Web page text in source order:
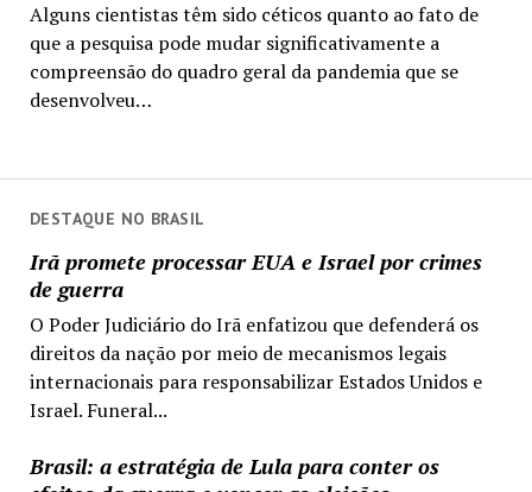
DESTAQUE NO BRASIL
Irã promete processar EUA e Israel por crimes
de guerra
O Poder Judiciário do Irã enfatizou que defenderá os
direitos da nação por meio de mecanismos legais
internacionais para responsabilizar Estados Unidos e
Israel. Funeral...
Brasil: a estratégia de Lula para conter os
Alguns cientistas têm sido céticos quanto ao fato de
que a pesquisa pode mudar significativamente a
compreensão do quadro geral da pandemia que se
desenvolveu…